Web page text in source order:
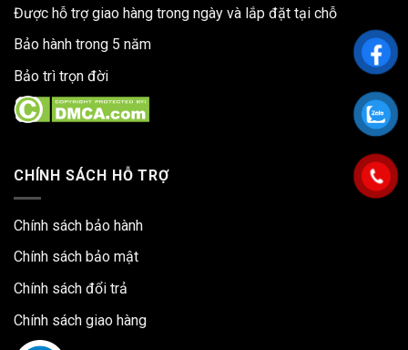
Được hỗ trợ giao hàng trong ngày và lắp đặt tại chỗ
Bảo hành trong 5 năm
Bảo trì trọn đời
CHÍNH SÁCH HỖ TRỢ
Chính sách bảo hành
Chính sách bảo mật
Chính sách đổi trả
Chính sách giao hàng